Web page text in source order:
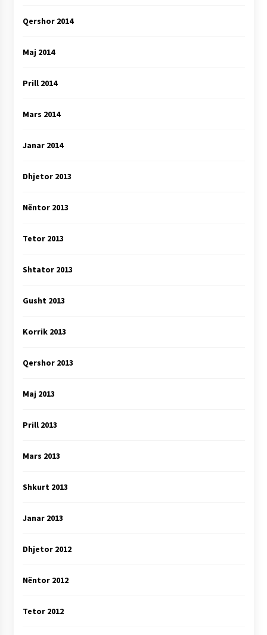
Qershor 2014
Maj 2014
Prill 2014
Mars 2014
Janar 2014
Dhjetor 2013
Nëntor 2013
Tetor 2013
Shtator 2013
Gusht 2013
Korrik 2013
Qershor 2013
Maj 2013
Prill 2013
Mars 2013
Shkurt 2013
Janar 2013
Dhjetor 2012
Nëntor 2012
Tetor 2012